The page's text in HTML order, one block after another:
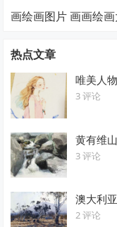
画绘画图片 画画绘
热点文章
唯美人
3 评论
黄有维
3 评论
澳大利
2 评论